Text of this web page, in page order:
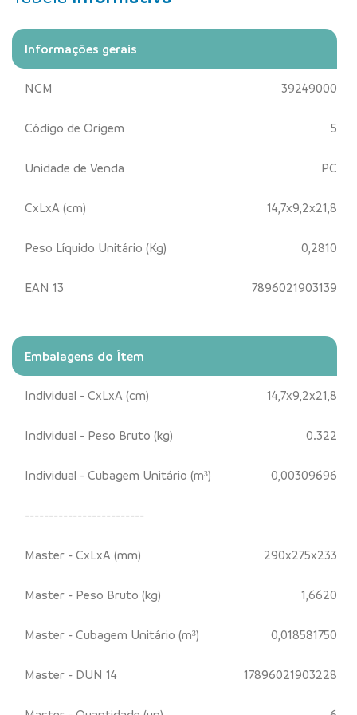
Informações gerais
NCM 39249000
Código de Origem 5
Unidade de Venda PC
CxLxA (cm) 14,7x9,2x21,8
Peso Líquido Unitário (Kg) 0,2810
EAN 13 7896021903139
Embalagens do Ítem
Individual - CxLxA (cm) 14,7x9,2x21,8
Individual - Peso Bruto (kg) 0.322
Individual - Cubagem Unitário (m³) 0,00309696
-------------------------
Master - CxLxA (mm) 290x275x233
Master - Peso Bruto (kg) 1,6620
Master - Cubagem Unitário (m³) 0,018581750
Master - DUN 14 17896021903228